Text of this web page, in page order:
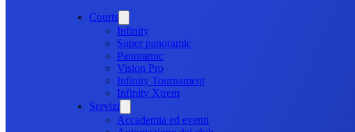
Courts
Infinity
Super panoramic
Panoramic
Vision Pro
Infinity Tournament
Infinity Xtrem
Servizi
Accademia ed eventi